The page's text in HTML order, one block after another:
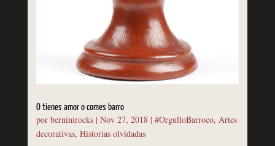
O tienes amor o comes barro
por berninirocks| Nov 27, 2018| #OrgulloBarroco, Artes
decorativas, Historias olvidadas